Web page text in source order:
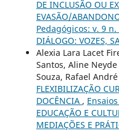
DE INCLUSÃO OU
EVASÃO/
Pedagógicos: v. 9 n.
DIÁLOGO: VOZES,
Alexia Lara Lacet
Santos, Aline
Souza, Rafael
FLEXIBILIZAÇÃO
DOCÊNCIA ,
EDUCAÇÃO E
MEDIAÇÕES E